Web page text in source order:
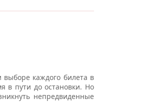
каждого билета в
в пути до остановки. Но
непредвиденные